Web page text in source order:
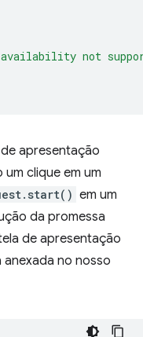
not
apresentação
clique em um
em um
da promessa
de apresentação
anexada no nosso